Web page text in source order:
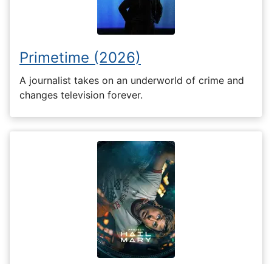
Primetime (2026)
A journalist takes on an underworld of crime and
changes television forever.